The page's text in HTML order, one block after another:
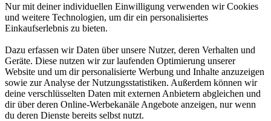
Nur mit deiner individuellen Einwilligung verwenden wir Cookies
und weitere Technologien, um dir ein personalisiertes
Einkaufserlebnis zu bieten.
Dazu erfassen wir Daten über unsere Nutzer, deren Verhalten und
Geräte. Diese nutzen wir zur laufenden Optimierung unserer
Website und um dir personalisierte Werbung und Inhalte anzuzeigen
sowie zur Analyse der Nutzungsstatistiken. Außerdem können wir
deine verschlüsselten Daten mit externen Anbietern abgleichen und
dir über deren Online-Werbekanäle Angebote anzeigen, nur wenn
du deren Dienste bereits selbst nutzt.